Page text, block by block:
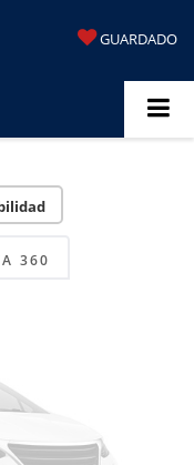
GUARDADO
360
luego